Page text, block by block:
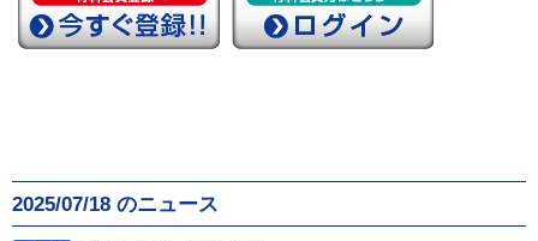
2025/07/18 のニュース